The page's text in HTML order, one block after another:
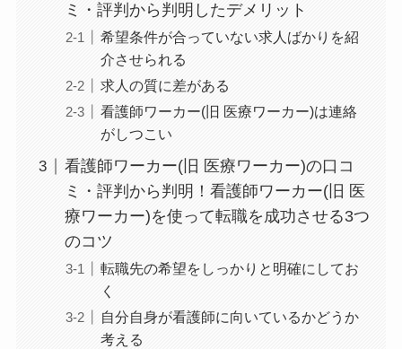
ミ・評判から判明したデメリット
希望条件が合っていない求人ばかりを紹
介させられる
求人の質に差がある
看護師ワーカー(旧 医療ワーカー)は連絡
がしつこい
看護師ワーカー(旧 医療ワーカー)の口コ
ミ・評判から判明！看護師ワーカー(旧 医
療ワーカー)を使って転職を成功させる3つ
のコツ
転職先の希望をしっかりと明確にしてお
く
自分自身が看護師に向いているかどうか
考える